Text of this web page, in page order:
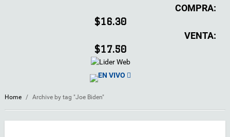
COMPRA:
$16.30
VENTA:
$17.50
EN VIVO
Home / Archive by tag "Joe Biden"